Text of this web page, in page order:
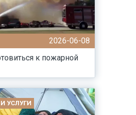
2026-06-08
к пожарной
УСЛУГИ